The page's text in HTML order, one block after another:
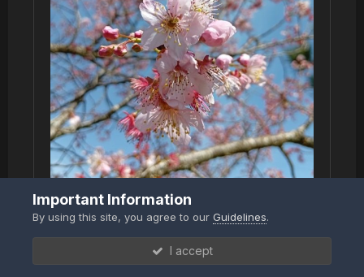
3h de pedal e essa paisagem hoje -
Important Information
By using this site, you agree to ourGuidelines.
I accept